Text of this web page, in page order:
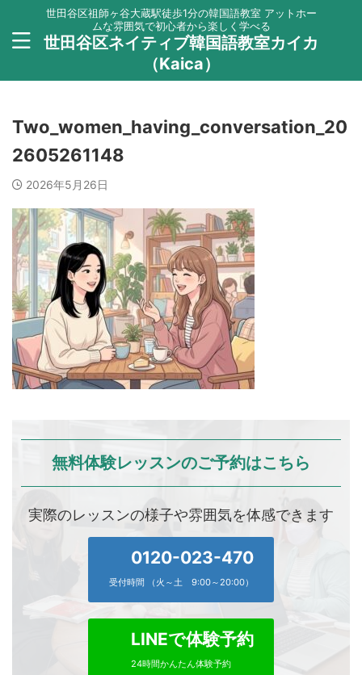
世田谷区祖師ヶ谷大蔵駅徒歩1分の韓国語教室 アットホー
ムな雰囲気で初心者から楽しく学べる
世田谷区ネイティブ韓国語教室カイカ
（Kaica）
Two_women_having_conversation_20
2605261148
2026年5月26日
無料体験レッスンのご予約はこちら
実際のレッスンの様子や雰囲気を体感できます
0120-023-470
受付時間 （火～土 9:00～20:00）
LINEで体験予約
24時間かんたん体験予約